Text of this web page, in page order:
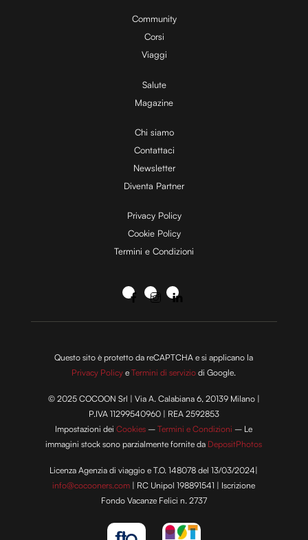
Community
Corsi
Viaggi
Salute
Magazine
Chi siamo
Contattaci
Newsletter
Diventa Partner
Privacy Policy
Cookie Policy
Termini e Condizioni
Questo sito è protetto da reCAPTCHA e si applicano la
Privacy Policy eTermini di servizio di Google.
© 2025 COCOON Srl | Via A. Calabiana 6, 20139 Milano |
P.IVA 11299540960 | REA 2592853
Impostazioni deiCookies –Termini e Condizioni – Le
immagini stock sono parzialmente fornite da DepositPhotos
Licenza Agenzia di viaggio e T.O. 148078 del 13/03/2024|
info@cocooners.com | RC Unipol 198891541 | Iscrizione
Fondo Vacanze Felici n. 2737